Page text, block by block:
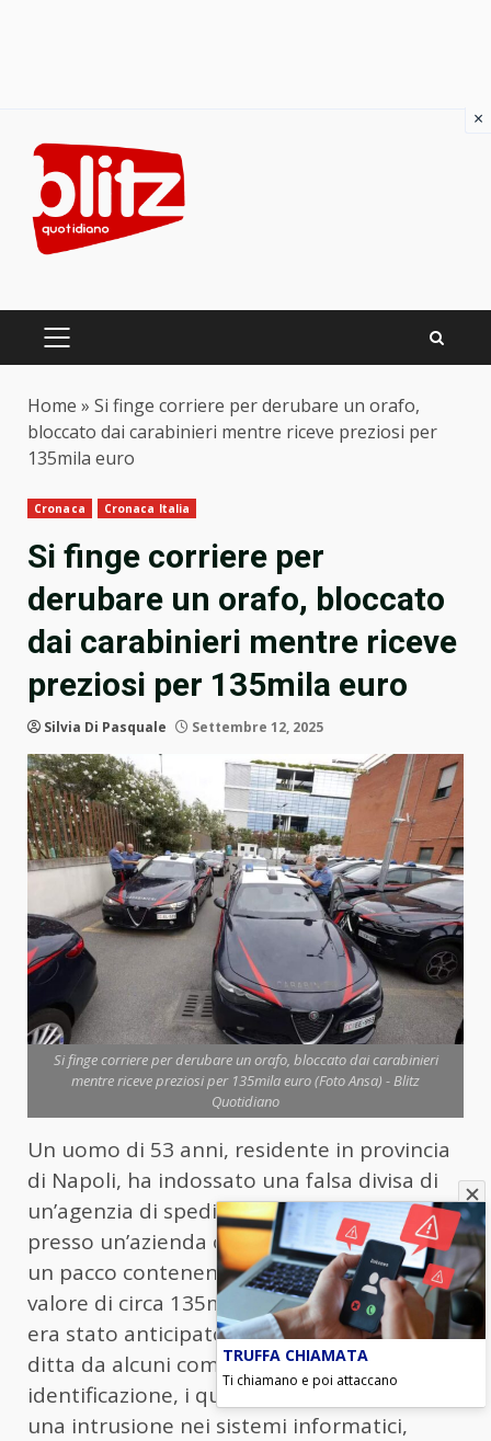
content
PRIMARY
Home » Si finge corriere per derubare un orafo,
bloccato dai carabinieri mentre riceve preziosi per
135mila euro
Cronaca Cronaca Italia
Si finge corriere per
derubare un orafo, bloccato
dai carabinieri mentre riceve
preziosi per 135mila euro
Silvia Di Pasquale Settembre 12, 2025
Si finge corriere per derubare un orafo, bloccato dai carabinieri
mentre riceve preziosi per 135mila euro (Foto Ansa) - Blitz
Quotidiano
Un uomo di 53 anni, residente in provincia
di Napoli, ha indossato una falsa divisa di
un’agenzia di spedizioni e si è presentato
presso un’azienda orafa veneta per ritirare
un pacco contenente monili in oro per un
valore di circa 135mila euro. Il suo arrivo
era stato anticipato alla segreteria della
ditta da alcuni complici, in via di
identificazione, i quali, probabilmente con
una intrusione nei sistemi informatici,
×
TRUFFA CHIAMATA
Ti chiamano e poi attaccano